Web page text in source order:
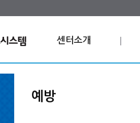
센터소개
예방